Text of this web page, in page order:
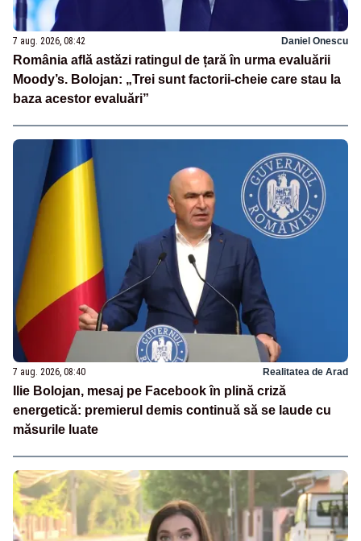
7 aug. 2026, 08:42 Daniel Onescu
România află astăzi ratingul de țară în urma evaluării
Moody’s. Bolojan: „Trei sunt factorii-cheie care stau la
baza acestor evaluări”
7 aug. 2026, 08:40 Realitatea de Arad
Ilie Bolojan, mesaj pe Facebook în plină criză
energetică: premierul demis continuă să se laude cu
măsurile luate